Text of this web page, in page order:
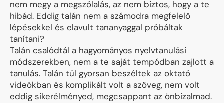
nem megy a megszólalás, az nem biztos, hogy a te
hibád. Eddig talán nem a számodra megfelelő
lépésekkel és elavult tananyaggal próbáltak
tanítani?
Talán csalódtál a hagyományos nyelvtanulási
módszerekben, nem a te saját tempódban zajlott a
tanulás. Talán túl gyorsan beszéltek az oktató
videókban és komplikált volt a szöveg, nem volt
eddig sikerélményed, megcsappant az önbizalmad.